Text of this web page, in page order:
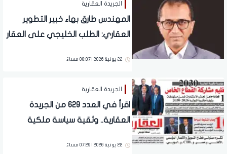
الجريدة العقارية
المهندس طارق بهاء خبير التطوير
العقاري: الطلب الخليجي على العقار
22 يونية 2026 | 08:07 مساءً
الجريدة العقارية
اقرأ في العدد 629 من الجريدة
العقارية.. وثقية سياسة ملكية
تعظيم مشاركة القطاع الخاص
22 يونية 2026 | 07:29 مساءً